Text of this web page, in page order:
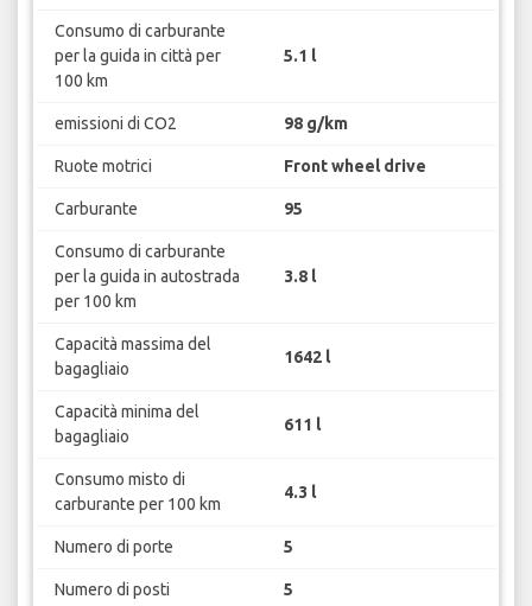
Consumo di carburante
per la guida in città per
100 km
5.1 l
emissioni di CO2 98 g/km
Ruote motrici Front wheel drive
Carburante 95
Consumo di carburante
per la guida in autostrada
per 100 km
3.8 l
Capacità massima del
bagagliaio
1642 l
Capacità minima del
bagagliaio
611 l
Consumo misto di
carburante per 100 km
4.3 l
Numero di porte 5
Numero di posti 5